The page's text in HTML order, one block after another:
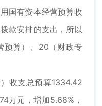
国有资本经营预算收
款安排的支出，所以
预算）、20（财政专
支总预算1334.42
万元，增加5.68%，